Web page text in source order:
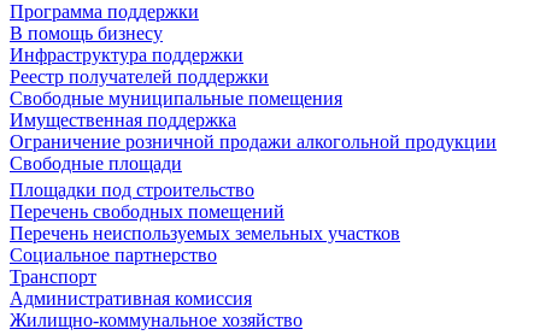
Программа поддержки
В помощь бизнесу
Инфраструктура поддержки
Реестр получателей поддержки
Свободные муниципальные помещения
Имущественная поддержка
Ограничение розничной продажи алкогольной продукции
Свободные площади
Площадки под строительство
Перечень свободных помещений
Перечень неиспользуемых земельных участков
Социальное партнерство
Транспорт
Административная комиссия
Жилищно-коммунальное хозяйство